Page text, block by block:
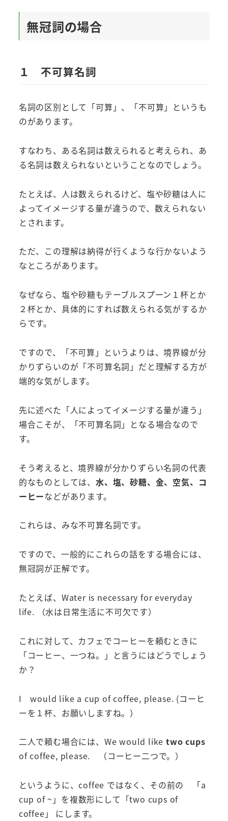
無冠詞の場合
１ 不可算名詞
名詞の区別として「可算」、「不可算」というも
のがあります。
すなわち、ある名詞は数えられると考えられ、あ
る名詞は数えられないということなのでしょう。
たとえば、人は数えられるけど、塩や砂糖は人に
よってイメージする量が違うので、数えられない
とされます。
ただ、この理解は納得が行くような行かないよう
なところがあります。
なぜなら、塩や砂糖もテーブルスプーン１杯とか
２杯とか、具体的にすれば数えられる気がするか
らです。
ですので、「不可算」というよりは、境界線が分
かりずらいのが「不可算名詞」だと理解する方が
端的な気がします。
先に述べた「人によってイメージする量が違う」
場合こそが、「不可算名詞」となる場合なので
す。
そう考えると、境界線が分かりずらい名詞の代表
的なものとしては、 水、塩、砂糖、金、空気、コ
ーヒーなどがあります。
これらは、みな不可算名詞です。
ですので、一般的にこれらの話をする場合には、
無冠詞が正解です。
たとえば、Water is necessary for everyday
life. （水は日常生活に不可欠です）
これに対して、カフェでコーヒーを頼むときに
「コーヒー、一つね。」と言うにはどうでしょう
か？
I would like a cup of coffee, please. (コーヒ
ーを１杯、お願いしますね。）
二人で頼む場合には、We would like two cups
of coffee, please. （コーヒー二つで。）
というように、coffee ではなく、その前の 「a
cup of ~」を複数形にして「two cups of
coffee」 にします。